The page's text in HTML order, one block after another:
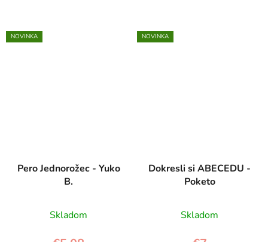
NOVINKA
Pero Jednorožec - Yuko
B.
Skladom
NOVINKA
Dokresli si ABECEDU -
Poketo
Skladom